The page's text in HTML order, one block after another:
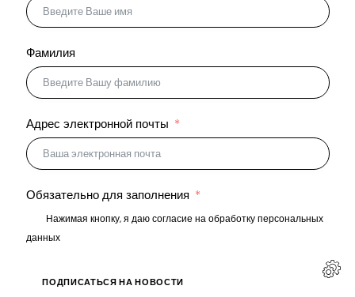
Фамилия
Адрес электронной почты
Обязательно для заполнения
Нажимая кнопку, я даю согласие на обработку персональных
данных
ПОДПИСАТЬСЯ НА НОВОСТИ